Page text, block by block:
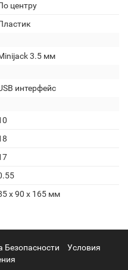
центру
3.5 мм
интерфейс
x 90 x 165 мм
Безопасности
Условия